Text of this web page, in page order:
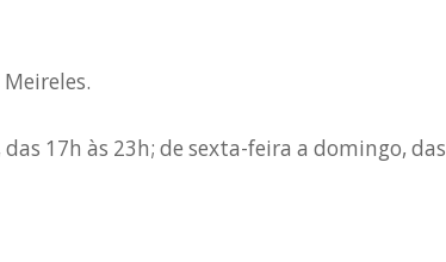
Meireles.
17h às 23h; de sexta-feira a domingo, das